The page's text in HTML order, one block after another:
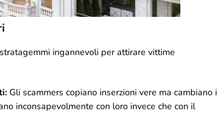
ingannevoli per attirare vittime
Gli scammers copiano inserzioni vere ma cambiano i
inconsapevolmente con loro invece che con il